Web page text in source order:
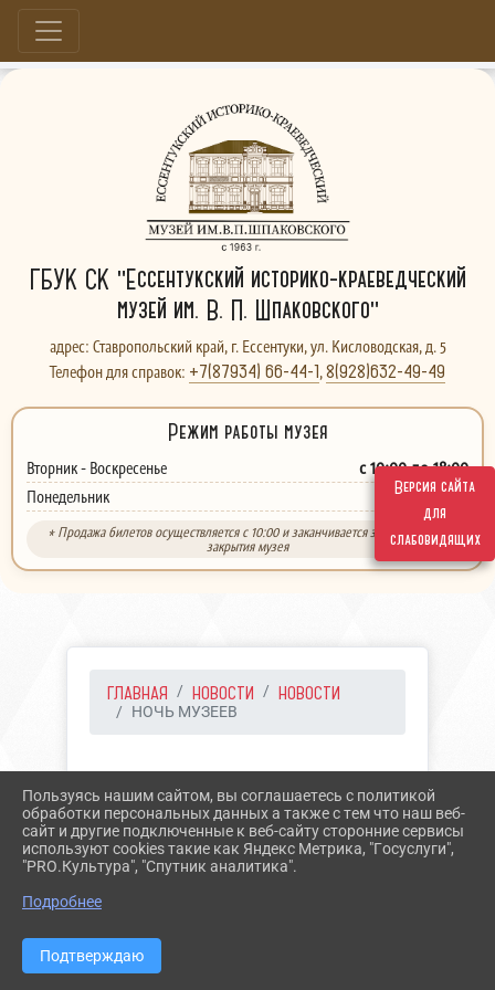
Версия сайта
для
слабовидящих
Больше, чем музей...
ГБУК СК "Ессентукский историко-краеведческий
музей им. В. П. Шпаковского"
адрес: Ставропольский край, г. Ессентуки, ул. Кисловодская, д. 5
Телефон для справок: +7(87934) 66-44-1,8(928)632-49-49
Режим работы музея
Вторник - Воскресенье с 10:00 до 18:00
Понедельник выходной
* Продажа билетов осуществляется с 10:00 и заканчивается за 30 минут до
закрытия музея
ГЛАВНАЯ НОВОСТИ НОВОСТИ
НОЧЬ МУЗЕЕВ
НОЧЬ МУЗЕЕВ
Пользуясь нашим сайтом, вы соглашаетесь с политикой
обработки персональных данных а также с тем что наш веб-
сайт и другие подключенные к веб-сайту сторонние сервисы
используют cookies такие как Яндекс Метрика, "Госуслуги",
"PRO.Культура", "Спутник аналитика".
Подробнее
Подтверждаю